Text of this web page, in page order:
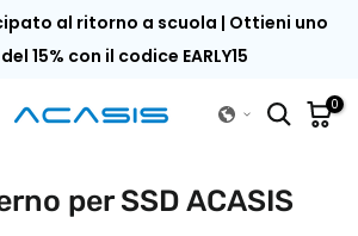
al ritorno a scuola | Ottieni uno
15% con il codice EARLY15
0
per SSD ACASIS